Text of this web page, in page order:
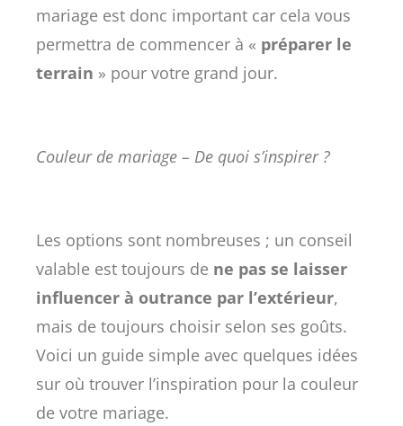
mariage est donc important car cela vous
permettra de commencer à « préparer le
terrain » pour votre grand jour.
Couleur de mariage – De quoi s’inspirer ?
Les options sont nombreuses ; un conseil
valable est toujours de ne pas se laisser
influencer à outrance par l’extérieur,
mais de toujours choisir selon ses goûts.
Voici un guide simple avec quelques idées
sur où trouver l’inspiration pour la couleur
de votre mariage.